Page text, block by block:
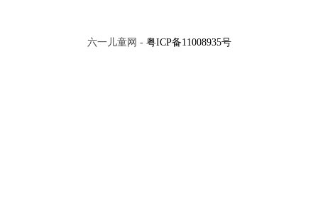
六一儿童网 - 粤ICP备11008935号